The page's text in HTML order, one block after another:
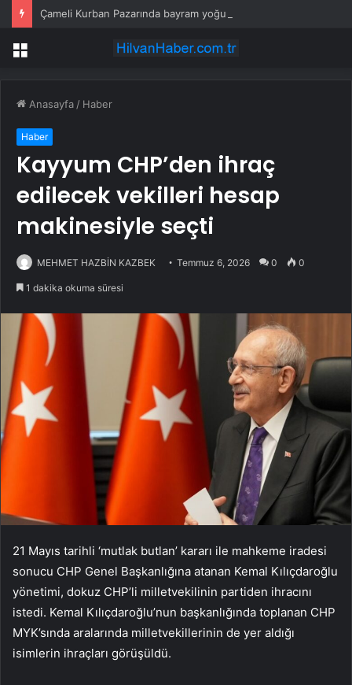
Menü
Anasayfa / Haber
Haber
Kayyum CHP’den ihraç
edilecek vekilleri hesap
makinesiyle seçti
MEHMET HAZBİN KAZBEK Temmuz 6, 2026 0 0
1 dakika okuma süresi
21 Mayıs tarihli ‘mutlak butlan’ kararı ile mahkeme iradesi
sonucu CHP Genel Başkanlığına atanan Kemal Kılıçdaroğlu
yönetimi, dokuz CHP’li milletvekilinin partiden ihracını
istedi. Kemal Kılıçdaroğlu’nun başkanlığında toplanan CHP
MYK’sında aralarında milletvekillerinin de yer aldığı
isimlerin ihraçları görüşüldü.